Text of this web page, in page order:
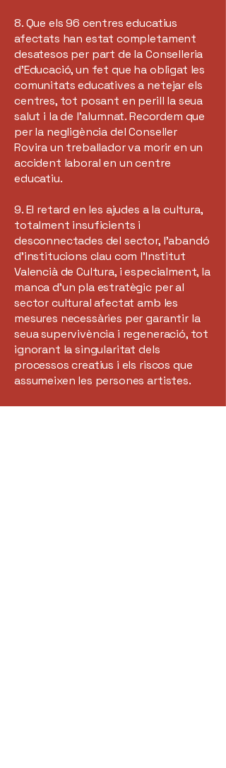
8. Que els 96 centres educatius
afectats han estat completament
desatesos per part de la Conselleria
d’Educació, un fet que ha obligat les
comunitats educatives a netejar els
centres, tot posant en perill la seua
salut i la de l’alumnat. Recordem que
per la negligència del Conseller
Rovira un treballador va morir en un
accident laboral en un centre
educatiu.
9. El retard en les ajudes a la cultura,
totalment insuficients i
desconnectades del sector, l’abandó
d’institucions clau com l’Institut
Valencià de Cultura, i especialment, la
manca d’un pla estratègic per al
sector cultural afectat amb les
mesures necessàries per garantir la
seua supervivència i regeneració, tot
ignorant la singularitat dels
processos creatius i els riscos que
assumeixen les persones artistes.